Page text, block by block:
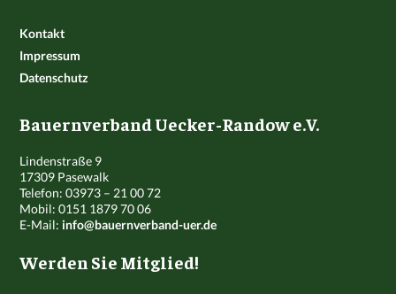
Kontakt
Impressum
Datenschutz
Bauernverband Uecker-Randow e.V.
Lindenstraße 9
17309 Pasewalk
Telefon: 03973 – 21 00 72
Mobil: 0151 1879 70 06
E-Mail:info@bauernverband-uer.de
Werden Sie Mitglied!